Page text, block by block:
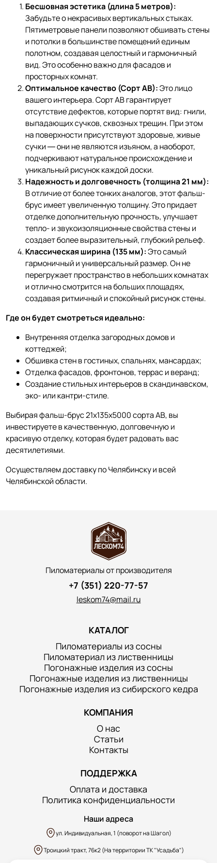
Бесшовная эстетика (длина 5 метров):
Забудьте о некрасивых вертикальных стыках.
Пятиметровые панели позволяют обшивать стены
и потолки в большинстве помещений единым
полотном, создавая целостный и гармоничный
вид. Это особенно важно для фасадов и
просторных комнат.
Оптимальное качество (Сорт АВ):Это лицо
вашего интерьера. Сорт АВ гарантирует
отсутствие дефектов, которые портят вид: гнили,
выпадающих сучков, сквозных трещин. При этом
на поверхности присутствуют здоровые, живые
сучки — они не являются изъяном, а наоборот,
подчеркивают натуральное происхождение и
уникальный рисунок каждой доски.
Надежность и долговечность (толщина 21 мм):
В отличие от более тонких аналогов, этот фальш-
брус имеет увеличенную толщину. Это придает
отделке дополнительную прочность, улучшает
тепло- и звукоизоляционные свойства стены и
создает более выразительный, глубокий рельеф.
Классическая ширина (135 мм):Это самый
гармоничный и универсальный размер. Он не
перегружает пространство в небольших комнатах
и отлично смотрится на больших площадях,
создавая ритмичный и спокойный рисунок стены.
Где он будет смотреться идеально:
Внутренняя отделка загородных домов и
коттеджей;
Обшивка стен в гостиных, спальнях, мансардах;
Отделка фасадов, фронтонов, террас и веранд;
Создание стильных интерьеров в скандинавском,
эко- или кантри-стиле.
Выбирая фальш-брус 21х135х5000 сорта АВ, вы
инвестируете в качественную, долговечную и
красивую отделку, которая будет радовать вас
десятилетиями.
Осуществляем доставку по Челябинску и всей
Челябинской области.
Пиломатериалы от производителя
+7 (351) 220-77-57
leskom74@mail.ru
КАТАЛОГ
Пиломатериалы из сосны
Пиломатериал из лиственницы
Погонажные изделия из сосны
Погонажные изделия из лиственницы
Погонажные изделия из сибирского кедра
КОМПАНИЯ
О нас
Статьи
Контакты
ПОДДЕРЖКА
Оплата и доставка
Политика конфиденциальности
Наши адреса
ул. Индивидуальная, 1 (поворот на Шагол)
Троицкий тракт, 76к2 (На территории ТК "Усадьба")